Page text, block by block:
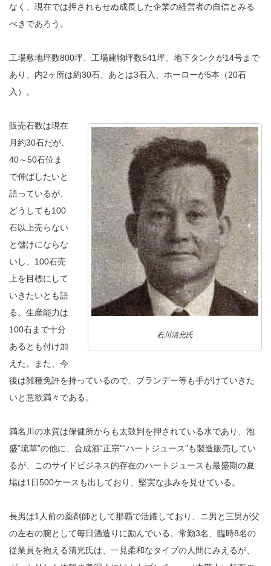
なく、現在では押されもせぬ成長した企業の経営者の自信とみる
べきであろう。
工場敷地坪数800坪、工場建物坪数541坪、地下タンクが14号まで
あり、内2ヶ所は約30石、あとは3石入、ホーローが5本（20石
入）。
石川清光氏
販売石数は現在
月約30石だが、
40～50石位ま
で伸ばしたいと
語っているが、
どうしても100
石以上売らない
と儲けにならな
いし、100石売
上を目標にして
いきたいとも語
る。生産能力は
100石まで十分
あるとも付け加
えた。また、今
後は雑種免許を持っているので、ブランデー等も手がけていきた
いと意欲満々である。
満名川の水質は保健所からも太鼓判を押されている水であり、泡
盛“琉華”の他に、合成酒“正宗”“ハートジュース”も製造販売してい
るが、このサイドビジネス的存在のハートジュースも最盛期の夏
場は1日500ケースも出しており、堅実な歩みを見せている。
長男は1人前の薬剤師として那覇で活躍しており、ニ男と三男が父
の左右の腕として毎日酒造りに励んでいる。常勤3名、臨時8名の
従業員を抱える清光氏は、一見柔和なタイプの人間にみえるが、